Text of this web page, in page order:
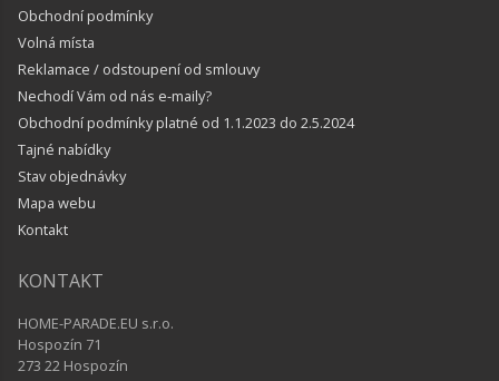
Obchodní podmínky
Volná místa
Reklamace / odstoupení od smlouvy
Nechodí Vám od nás e-maily?
Obchodní podmínky platné od 1.1.2023 do 2.5.2024
Tajné nabídky
Stav objednávky
Mapa webu
Kontakt
KONTAKT
HOME-PARADE.EU s.r.o.
Hospozín 71
273 22 Hospozín